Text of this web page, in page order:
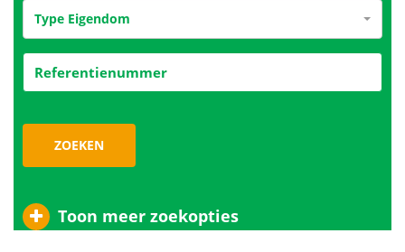
Type Eigendom
ZOEKEN
Toon meer zoekopties